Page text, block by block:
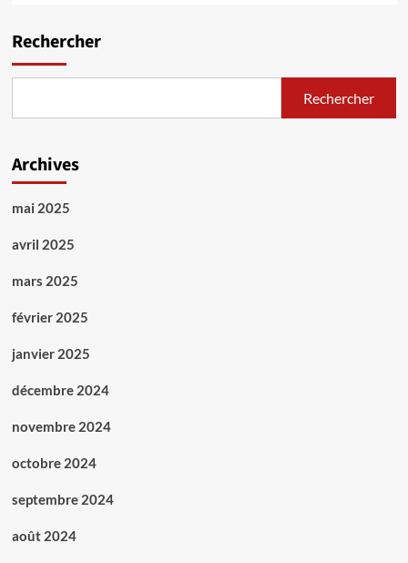
Rechercher
Rechercher
Archives
mai 2025
avril 2025
mars 2025
février 2025
janvier 2025
décembre 2024
novembre 2024
octobre 2024
septembre 2024
août 2024